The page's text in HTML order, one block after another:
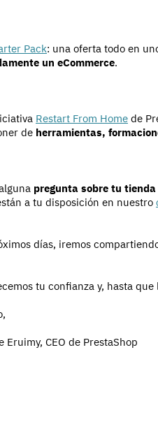
Pack: una oferta todo en
un eCommerce.
Restart From Home de
de herramientas,
pregunta sobre tu
a tu disposición en nuestro
días, iremos
tu confianza y, hasta
Eruimy, CEO de PrestaShop